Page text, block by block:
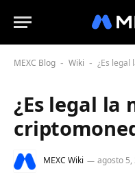
MEXC Blog - Wiki - ¿Es
¿Es legal la
MEXC Wiki agosto 5,